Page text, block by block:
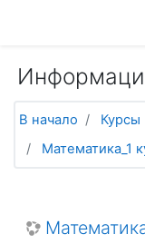
В начало Курсы
Математика_1